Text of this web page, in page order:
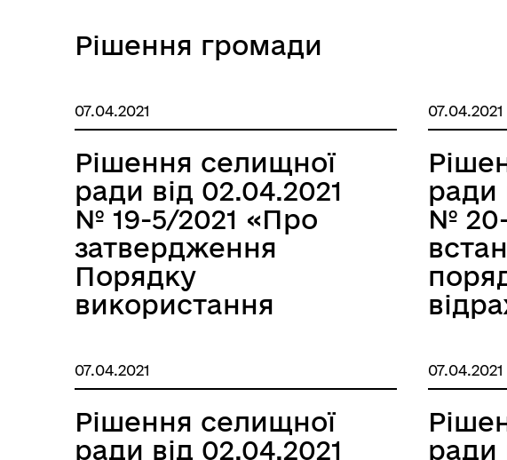
Рішення громади
07.04.2021
Рішення селищної
ради від 02.04.2021
№ 19-5/2021 «Про
затвердження
Порядку
використання
легкового
автотранспорту
Теофіпольської
селищної ради»
07.04.2021
ради
№
07.04.2021
Рішення селищної
ради від 02.04.2021
07.04.2021
ради